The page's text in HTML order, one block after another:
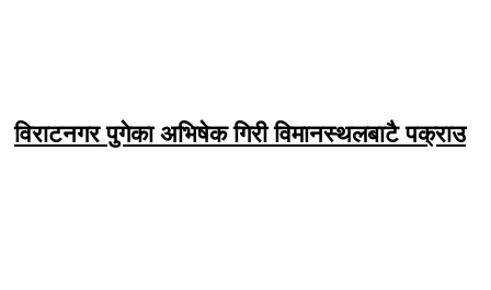
विराटनगर पुगेका अभिषेक गिरी विमानस्थलबाटै पक्राउ